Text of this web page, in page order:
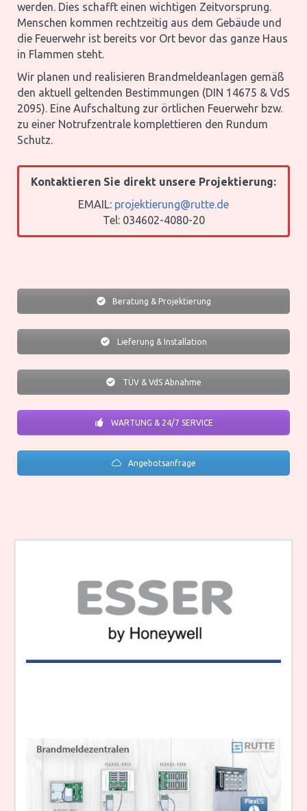
werden. Dies schafft einen wichtigen Zeitvorsprung.
Menschen kommen rechtzeitig aus dem Gebäude und
die Feuerwehr ist bereits vor Ort bevor das ganze Haus
in Flammen steht.
Wir planen und realisieren Brandmeldeanlagen gemäß
den aktuell geltenden Bestimmungen (DIN 14675 & VdS
2095). Eine Aufschaltung zur örtlichen Feuerwehr bzw.
zu einer Notrufzentrale komplettieren den Rundum
Schutz.
Kontaktieren Sie direkt unsere Projektierung:
EMAIL: projektierung@rutte.de
Tel: 034602-4080-20
Beratung & Projektierung
Lieferung & Installation
TÜV & VdS Abnahme
WARTUNG & 24/7 SERVICE
Angebotsanfrage